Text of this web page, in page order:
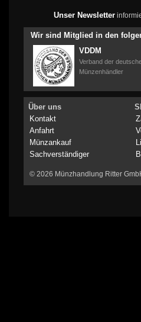
Unser Newsletter
Wir sind Mitglied in den
VDDM
Verband der
Münzenhändler
Über uns
Kontakt
Anfahrt
Münzankauf
Sachverständiger
© 2026 Münzhandlung Ritter